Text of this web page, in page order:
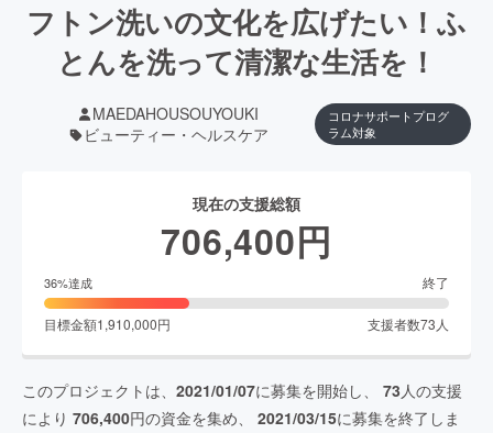
フトン洗いの文化を広げたい！ふ
とんを洗って清潔な生活を！
MAEDAHOUSOUYOUKI
ビューティー・ヘルスケア
コロナサポートプログ
ラム対象
現在の支援総額
706,400円
36%達成 終了
目標金額1,910,000円 支援者数73 人
このプロジェクトは、 2021/01/07に募集を開始し、 73人の支援
により 706,400円の資金を集め、 2021/03/15に募集を終了しま